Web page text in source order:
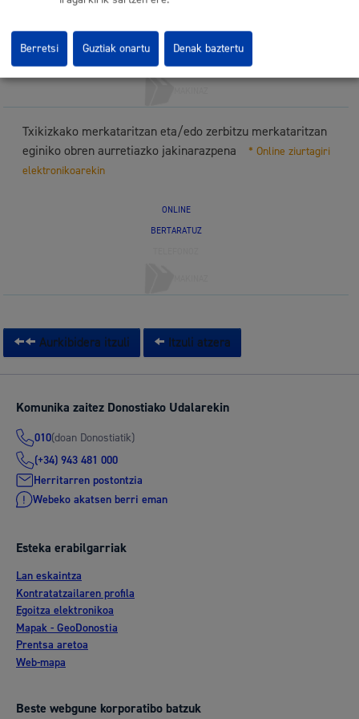
BERTARATUZ
TELEFONOZ
Txikizkako merkataritzan eta/edo zerbitzu merkataritzan
eginiko obren aurretiazko jakinarazpena
* Online ziurtagiri
elektronikoarekin
ONLINE
BERTARATUZ
Aurkibidera itzuli Itzuli atzera
Komunika zaitez Donostiako Udalarekin
010(doan Donostiatik)
(+34) 943 481 000
Herritarren postontzia
Webeko akatsen berri eman
Esteka erabilgarriak
Lan eskaintza
Kontratatzailaren profila
Egoitza elektronikoa
Mapak - GeoDonostia
Prentsa aretoa
Web-mapa
Beste webgune korporatibo batzuk
Denak baztertu
Berretsi Guztiak onartu